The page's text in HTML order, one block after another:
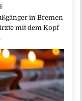
in Bremen
mit dem Kopf